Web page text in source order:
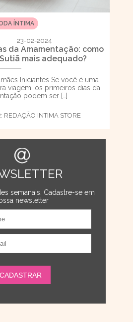
ÍNTIMA
23-02-2024
da Amamentação: como
mais adequado?
Iniciantes Se você é uma
viagem, os primeiros dias da
podem ser […]
REDAÇÃO INTIMA STORE
semanais. Cadastre-se em
newsletter